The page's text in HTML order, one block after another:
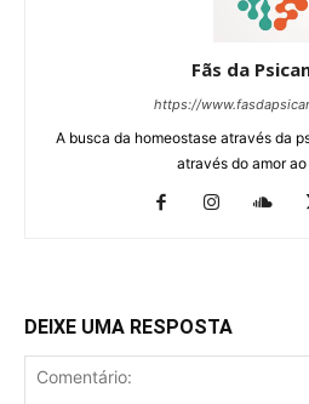
Fãs da
https://
A busca da homeostase através da
através do amor ao
DEIXE UMA RESPOSTA